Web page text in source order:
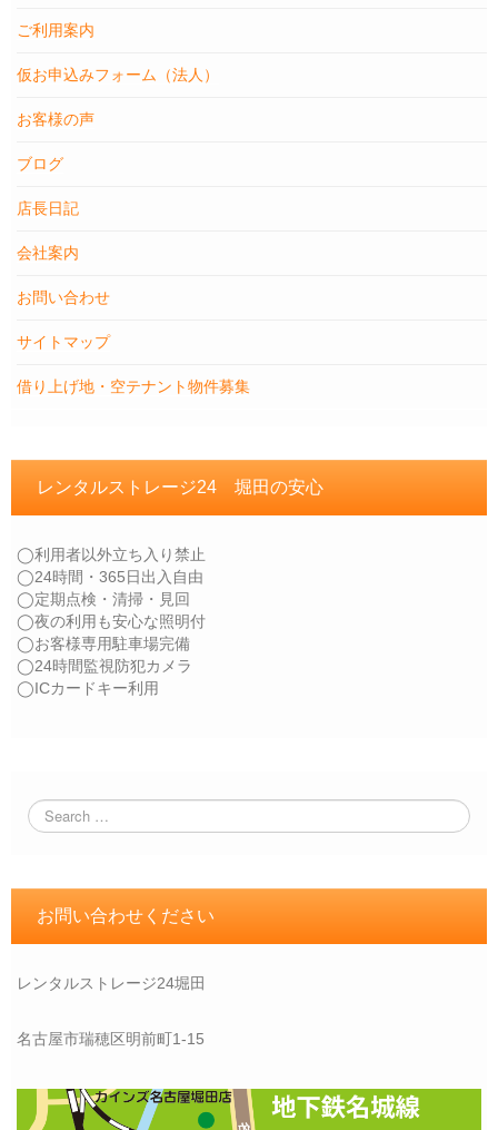
ご利用案内
仮お申込みフォーム（法人）
お客様の声
ブログ
店長日記
会社案内
お問い合わせ
サイトマップ
借り上げ地・空テナント物件募集
レンタルストレージ24 堀田の安心
◯利用者以外立ち入り禁止
◯24時間・365日出入自由
◯定期点検・清掃・見回
◯夜の利用も安心な照明付
◯お客様専用駐車場完備
◯24時間監視防犯カメラ
◯ICカードキー利用
お問い合わせください
レンタルストレージ24堀田
名古屋市瑞穂区明前町1-15